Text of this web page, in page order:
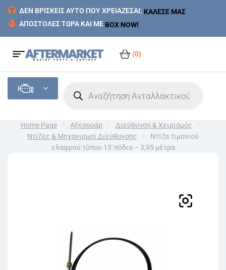
ΔΕΝ ΒΡΙΣΚΕΙΣ ΑΥΤΟ ΠΟΥ ΧΡΕΙΑΖΕΣΑΙ; ΚΑΛΕΣΕ ΜΑΣ
ΑΠΟΣΤΟΛΕΣ ΤΩΡΑ ΚΑΙ ΜΕ BOX NOW!
(0)
Home Page Αξεσουάρ
Διεύθυνση & Χειρισμός
Ντίζες & Μηχανισμοί Διεύθυνσης
Ντίζα τιμονιού
ελαφρού τύπου 13′ πόδια – 3,95 μέτρα